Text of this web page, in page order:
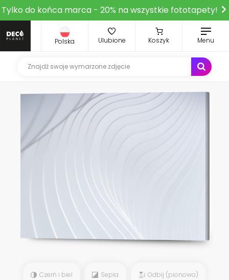
Tylko do końca marca - 20% na wszystkie fototapety!
Polska Ulubione Koszyk Menu
Czerń i biel Sepia Odbij (pionowo)